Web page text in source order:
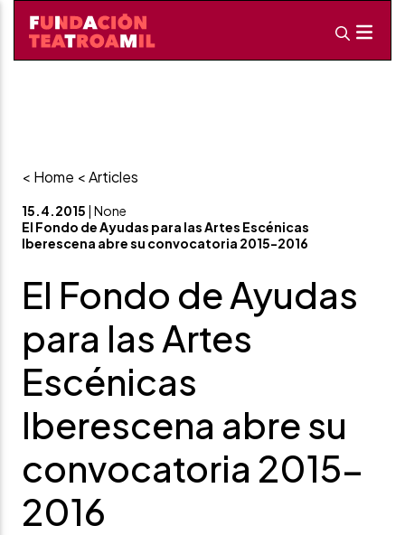
< Home < Articles
15.4.2015 | None
El Fondo de Ayudas para las Artes Escénicas
Iberescena abre su convocatoria 2015-2016
El Fondo de Ayudas
para las Artes
Escénicas
Iberescena abre su
convocatoria 2015-
2016